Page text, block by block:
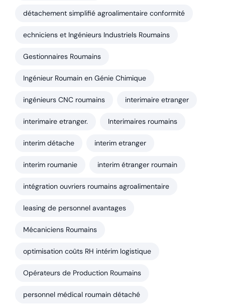
détachement simplifié agroalimentaire conformité
echniciens et Ingénieurs Industriels Roumains
Gestionnaires Roumains
Ingénieur Roumain en Génie Chimique
ingénieurs CNC roumains interimaire etranger
interimaire etranger. Interimaires roumains
interim détache interim etranger
interim roumanie interim étranger roumain
intégration ouvriers roumains agroalimentaire
leasing de personnel avantages
Mécaniciens Roumains
optimisation coûts RH intérim logistique
Opérateurs de Production Roumains
personnel médical roumain détaché